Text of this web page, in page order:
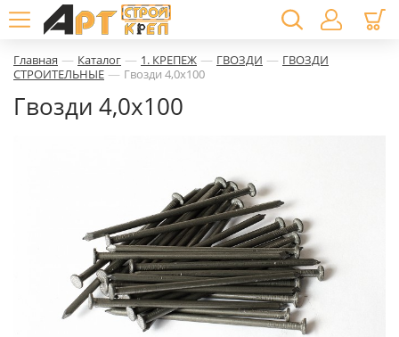
Главная — Каталог — 1. КРЕПЕЖ — ГВОЗДИ — ГВОЗДИ
СТРОИТЕЛЬНЫЕ — Гвозди 4,0х100
Гвозди 4,0х100